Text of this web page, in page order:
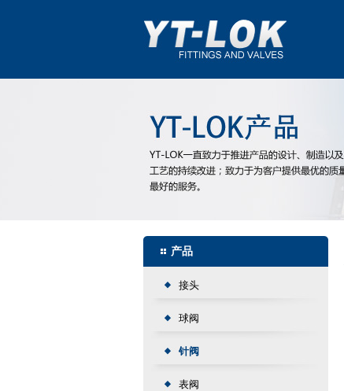
产品
接头
球阀
针阀
表阀